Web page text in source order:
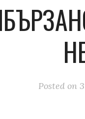
Posted on